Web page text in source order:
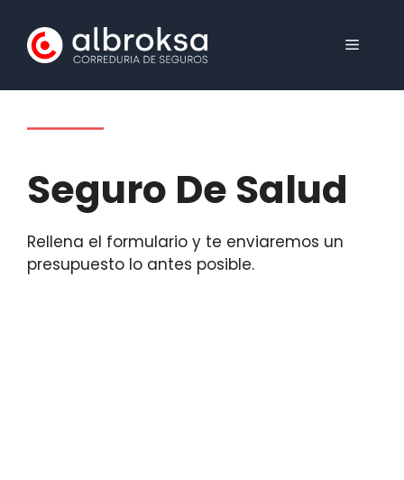
contenido
MENÚ
Seguro De Salud
Rellena el formulario y te enviaremos un
presupuesto lo antes posible.